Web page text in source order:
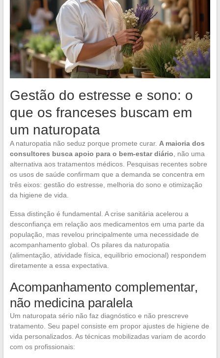
Gestão do estresse e sono: o
que os franceses buscam em
um naturopata
A naturopatia não seduz porque promete curar. A maioria dos
consultores busca apoio para o bem-estar diário, não uma
alternativa aos tratamentos médicos. Pesquisas recentes sobre
os usos de saúde confirmam que a demanda se concentra em
três eixos: gestão do estresse, melhoria do sono e otimização
da higiene de vida.
Essa distinção é fundamental. A crise sanitária acelerou a
desconfiança em relação aos medicamentos em uma parte da
população, mas revelou principalmente uma necessidade de
acompanhamento global. Os pilares da naturopatia
(alimentação, atividade física, equilíbrio emocional) respondem
diretamente a essa expectativa.
Acompanhamento complementar,
não medicina paralela
Um naturopata sério não faz diagnóstico e não prescreve
tratamento. Seu papel consiste em propor ajustes de higiene de
vida personalizados. As técnicas mobilizadas variam de acordo
com os profissionais: